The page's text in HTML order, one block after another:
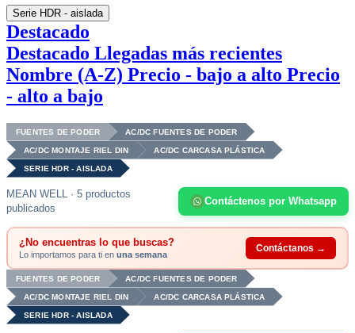
Serie HDR - aislada
Destacado
Destacado Llegadas más recientes
Nombre (A-Z) Precio - bajo a alto Precio
- alto a bajo
FUENTES DE PODER AC/DC FUENTES DE PODER
AC/DC MONTAJE RIEL DIN AC/DC CARCASA PLÁSTICA
SERIE HDR - AISLADA
MEAN WELL · 5 productos
publicados
Contáctenos por Whatsapp
¿No encuentras lo que buscas?
Lo importamos para ti en una semana
Contáctanos →
FUENTES DE PODER AC/DC FUENTES DE PODER
AC/DC MONTAJE RIEL DIN AC/DC CARCASA PLÁSTICA
SERIE HDR - AISLADA